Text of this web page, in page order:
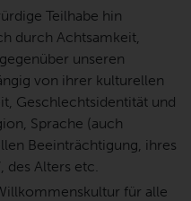
Teilhabe hin
durch Achtsamkeit,
unseren
von ihrer kulturellen
Geschlechtsidentität und
Sprache (auch
Beeinträchtigung, ihres
des Alters etc.
für alle